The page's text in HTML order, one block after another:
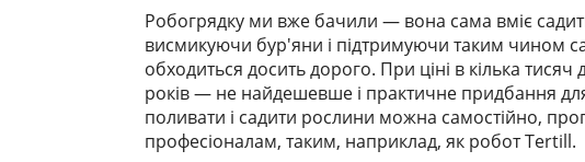
Робогрядку ми вже бачили — вона сама вміє
висмикуючи бур'яни і підтримуючи таким чином
обходиться досить дорого. При ціні в кілька
років — не найдешевше і практичне придбання
поливати і садити рослини можна самостійно,
професіоналам, таким, наприклад, як робот Tertill.